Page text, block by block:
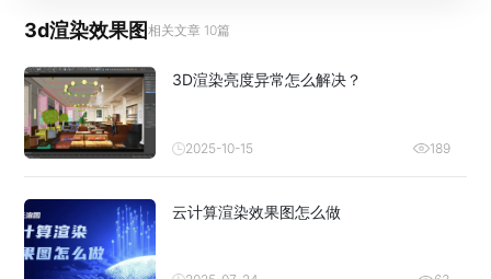
3d渲染效果图相关文章 10篇
3D渲染亮度异常怎么解决？
2025-10-15 189
云计算渲染效果图怎么做